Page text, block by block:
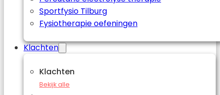
Sportfysio Tilburg
Fysiotherapie oefeningen
Klachten
Klachten
Bekijk alle